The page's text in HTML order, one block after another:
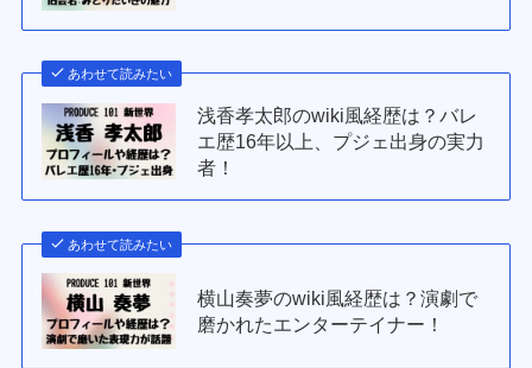
あわせて読みたい
浅香孝太郎のwiki風経歴は？バレ
エ歴16年以上、プジェ出身の実力
者！
あわせて読みたい
横山奏夢のwiki風経歴は？演劇で
磨かれたエンターテイナー！